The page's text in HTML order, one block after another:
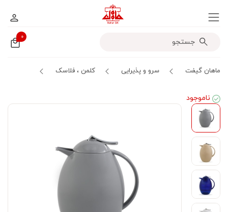
۰
ماهان گیفت سرو و پذیرایی کلمن ، فلاسک
ناموجود